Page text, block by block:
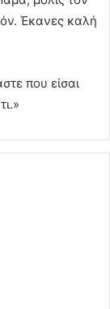
Έκανες καλή
που είσαι